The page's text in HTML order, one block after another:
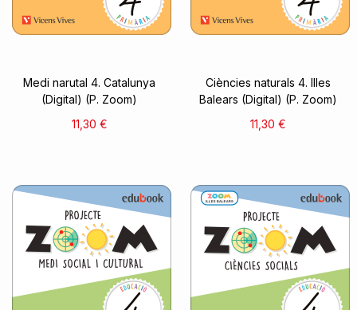
Medi narutal 4. Catalunya
(Digital) (P. Zoom)
11,30 €
Ciències naturals 4. Illes
Balears (Digital) (P. Zoom)
11,30 €